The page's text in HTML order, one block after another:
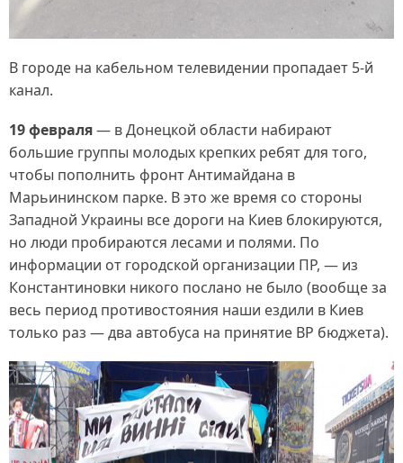
В городе на кабельном телевидении пропадает 5-й
канал.
19 февраля— в Донецкой области набирают
большие группы молодых крепких ребят для того,
чтобы пополнить фронт Антимайдана в
Марьининском парке. В это же время со стороны
Западной Украины все дороги на Киев блокируются,
но люди пробираются лесами и полями. По
информации от городской организации ПР, — из
Константиновки никого послано не было (вообще за
весь период противостояния наши ездили в Киев
только раз — два автобуса на принятие ВР бюджета).